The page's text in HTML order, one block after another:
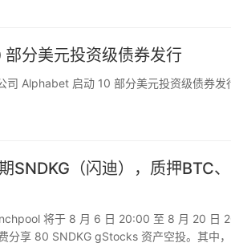
分美元投资级债券发行
Alphabet 启动 10 部分美元投资级债券发
（闪迪），质押BTC
将于 8 月 6 日 20:00 至 8 月 20 日
分享 80 SNDKG gStocks 资产空投。其中